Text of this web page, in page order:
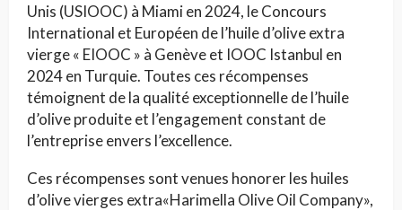
Unis (USIOOC) à Miami en 2024, le Concours
International et Européen de l’huile d’olive extra
vierge « EIOOC » à Genève et IOOC Istanbul en
2024 en Turquie. Toutes ces récompenses
témoignent de la qualité exceptionnelle de l’huile
d’olive produite et l’engagement constant de
l’entreprise envers l’excellence.
Ces récompenses sont venues honorer les huiles
d’olive vierges extra«Harimella Olive Oil Company»,